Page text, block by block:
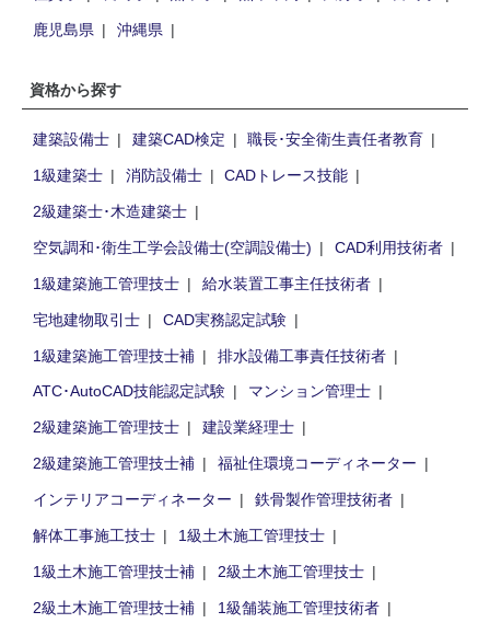
鹿児島県
沖縄県
資格から探す
建築設備士 建築CAD検定
職長･安全衛生責任者教育
1級建築士
消防設備士
CADトレース技能
2級建築士･木造建築士
空気調和･衛生工学会設備士(空調設備士)
CAD利用技術者
1級建築施工管理技士
給水装置工事主任技術者
宅地建物取引士
CAD実務認定試験
1級建築施工管理技士補
排水設備工事責任技術者
ATC･AutoCAD技能認定試験
マンション管理士
2級建築施工管理技士
建設業経理士
2級建築施工管理技士補
福祉住環境コーディネーター
インテリアコーディネーター
鉄骨製作管理技術者
解体工事施工技士
1級土木施工管理技士
1級土木施工管理技士補
2級土木施工管理技士
2級土木施工管理技士補
1級舗装施工管理技術者